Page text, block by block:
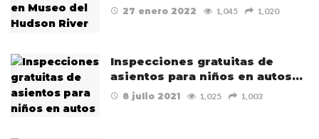
27 enero 2022 1,045 1,020
Inspecciones gratuitas de
asientos para niños en autos…
8 julio 2021 1,025 1,003